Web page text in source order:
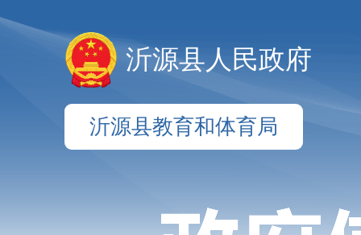
沂源县人民政府
沂源县教育和体育局